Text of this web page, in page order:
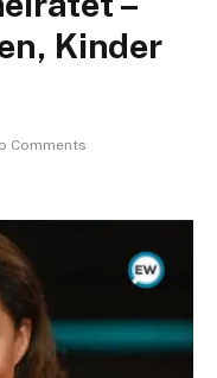
Kinder
Comments